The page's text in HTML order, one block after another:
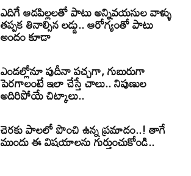
ఎదిగే ఆడపిల్లలతో పాటు అన్నివయసుల వాళ్ళు
తప్పక తినాల్సిన లడ్డు.. ఆరోగ్యంతో పాటు
అందం కూడా
ఎండల్లోనూ పుదీనా పచ్చగా, గుబురుగా
పెరగాలంటే ఇలా చేస్తే చాలు.. నిపుణుల
అదిరిపోయే చిట్కాలు..
చెరకు పాలలో పొంచి ఉన్న ప్రమాదం..! తాగే
ముందు ఈ విషయాలను గుర్తుంచుకోండి..